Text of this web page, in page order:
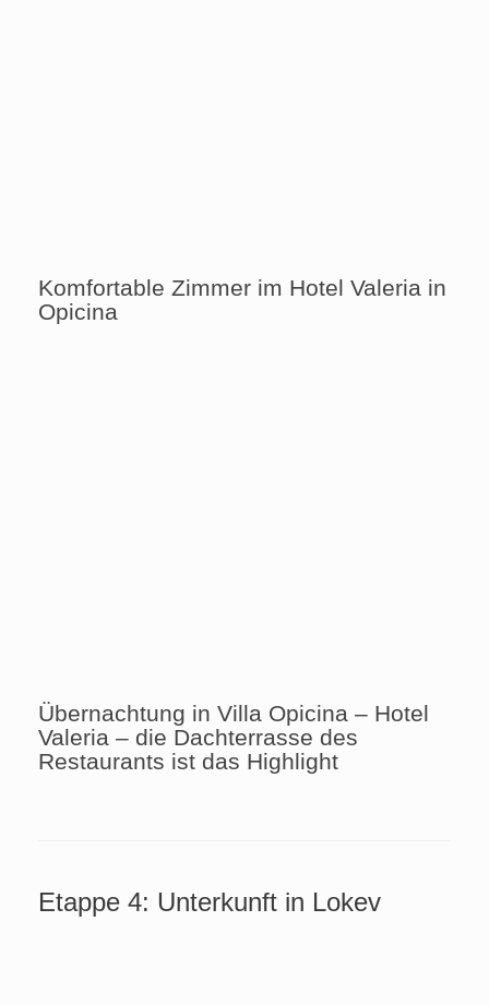
Komfortable Zimmer im Hotel Valeria in
Opicina
Übernachtung in Villa Opicina – Hotel
Valeria – die Dachterrasse des
Restaurants ist das Highlight
Etappe 4: Unterkunft in Lokev